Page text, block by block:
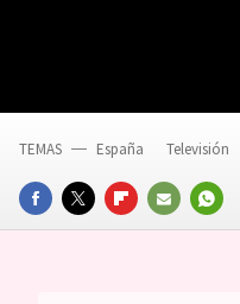
FACEBOOKTWITTERFLIPBOARD
E-
TEMAS España Televisión